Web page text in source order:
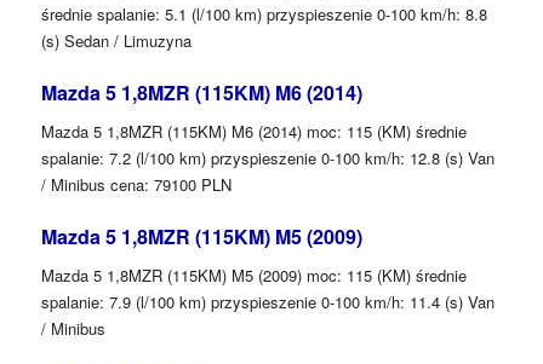
średnie spalanie: 5.1 (l/100 km) przyspieszenie 0-100 km/h: 8.8
(s) Sedan / Limuzyna
Mazda 5 1,8MZR (115KM) M6 (2014)
Mazda 5 1,8MZR (115KM) M6 (2014) moc: 115 (KM) średnie
spalanie: 7.2 (l/100 km) przyspieszenie 0-100 km/h: 12.8 (s) Van
/ Minibus cena: 79100 PLN
Mazda 5 1,8MZR (115KM) M5 (2009)
Mazda 5 1,8MZR (115KM) M5 (2009) moc: 115 (KM) średnie
spalanie: 7.9 (l/100 km) przyspieszenie 0-100 km/h: 11.4 (s) Van
/ Minibus